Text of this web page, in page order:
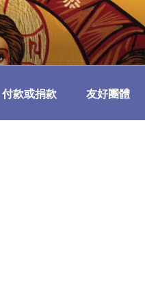
付款或捐款 友好團體